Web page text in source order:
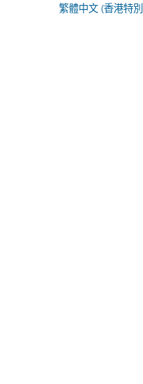
繁體中文 (香港特